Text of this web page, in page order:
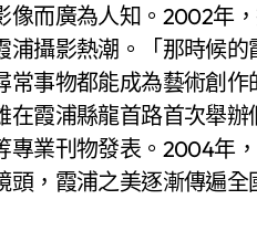
像而廣為人知。2002年
浦攝影熱潮。「那時候
常事物都能成為藝術創作
在霞浦縣龍首路首次舉
專業刊物發表。2004年
頭，霞浦之美逐漸傳遍